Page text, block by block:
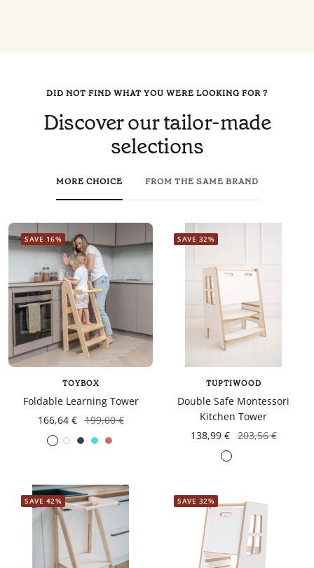
DID NOT FIND WHAT YOU WERE LOOKING FOR ?
Discover our tailor-made
selections
MORE CHOICE FROM THE SAME BRAND
SAVE 16%
TOYBOX
Foldable Learning Tower
166,64 € 199,00 €
White
Navyturquoise
Coral
SAVE 32%
TUPTIWOOD
Double Safe Montessori
Kitchen Tower
138,99 € 203,56 €
SAVE 42% SAVE 32%